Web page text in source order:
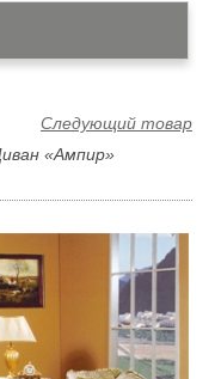
Следующий товар
«Ампир»